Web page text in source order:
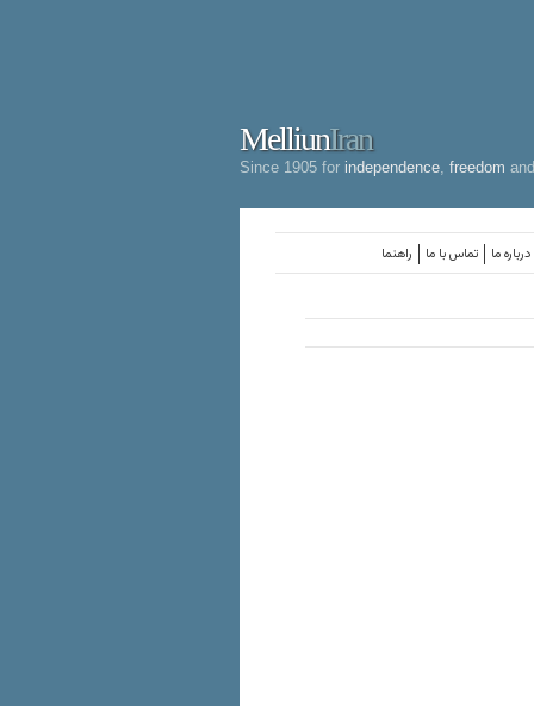
MelliunIran
Since 1905 for independence freedom
راهنما تماس با ما درباره ما